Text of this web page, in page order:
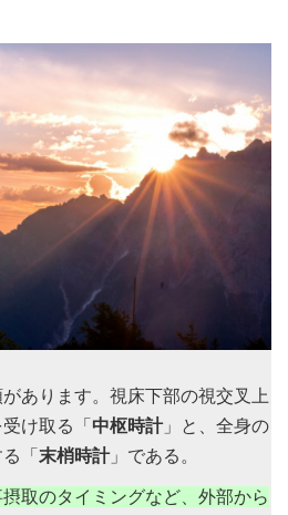
あります。視床下部の視交叉上
け取る「 中枢時計」と、全身の
「 末梢時計」である。
取のタイミングなど、外部から